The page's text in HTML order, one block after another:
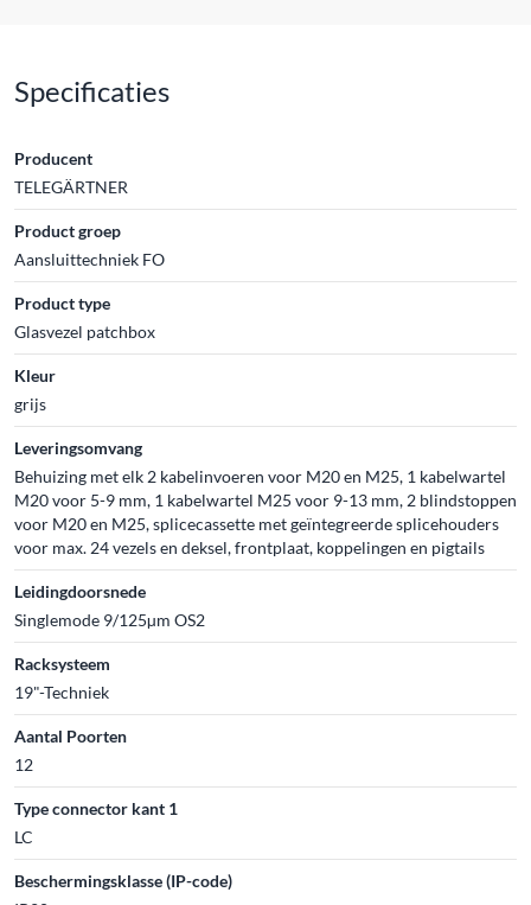
Specificaties
Producent
TELEGÄRTNER
Product groep
Aansluittechniek FO
Product type
Glasvezel patchbox
Kleur
grijs
Leveringsomvang
Behuizing met elk 2 kabelinvoeren voor M20 en M25, 1 kabelwartel
M20 voor 5-9 mm, 1 kabelwartel M25 voor 9-13 mm, 2 blindstoppen
voor M20 en M25, splicecassette met geïntegreerde splicehouders
voor max. 24 vezels en deksel, frontplaat, koppelingen en pigtails
Leidingdoorsnede
Singlemode 9/125µm OS2
Racksysteem
19"-Techniek
Aantal Poorten
12
Type connector kant 1
LC
Beschermingsklasse (IP-code)